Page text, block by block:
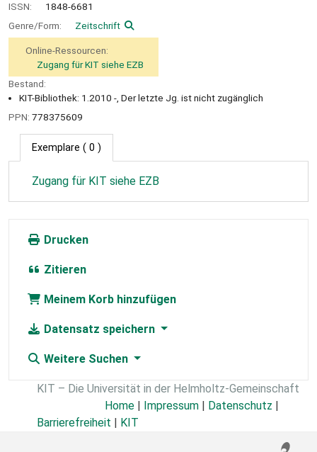
ISSN:
1848-6681
Genre/Form:
Zeitschrift
Online-Ressourcen:
Zugang für KIT siehe EZB
Bestand:
KIT-Bibliothek: 1.2010 -, Der letzte Jg. ist nicht zugänglich
PPN: 778375609
Exemplare ( 0 )
Zugang für KIT siehe EZB
Drucken
Zitieren
Meinem Korb hinzufügen
Datensatz speichern
Weitere Suchen
KIT – Die Universität in der Helmholtz-Gemeinschaft
Home
Impressum Datenschutz
Barrierefreiheit
KIT